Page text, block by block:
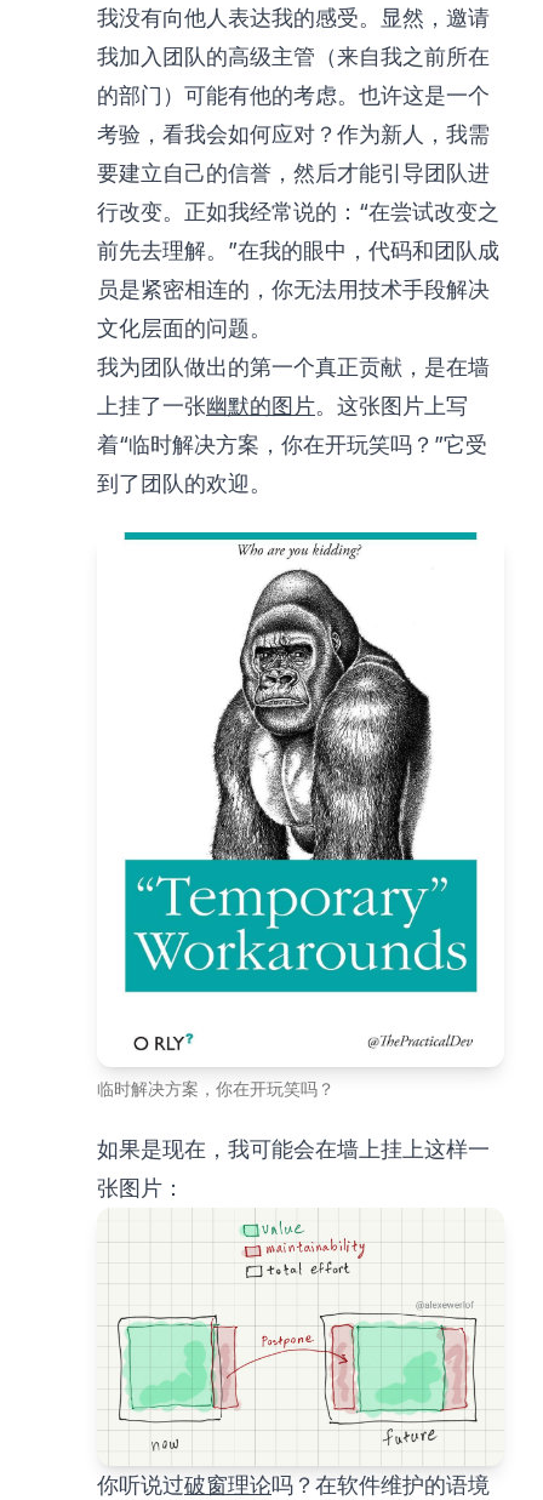
我没有向他人表达我的感受。显然，邀请
我加入团队的高级主管（来自我之前所在
的部门）可能有他的考虑。也许这是一个
考验，看我会如何应对？作为新人，我需
要建立自己的信誉，然后才能引导团队进
行改变。正如我经常说的：“在尝试改变之
前先去理解。”在我的眼中，代码和团队成
员是紧密相连的，你无法用技术手段解决
文化层面的问题。
我为团队做出的第一个真正贡献，是在墙
上挂了一张幽默的图片。这张图片上写
着“临时解决方案，你在开玩笑吗？”它受
到了团队的欢迎。
临时解决方案，你在开玩笑吗？
如果是现在，我可能会在墙上挂上这样一
张图片：
你听说过破窗理论吗？在软件维护的语境